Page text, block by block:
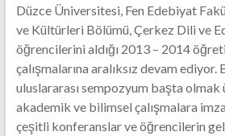
Düzce Üniversitesi, Fen Edebiyat
ve Kültürleri Bölümü, Çerkez Dili ve
öğrencilerini aldığı 2013 – 2014
çalışmalarına aralıksız devam
uluslararası sempozyum başta olmak
akademik ve bilimsel çalışmalara
çeşitli konferanslar ve öğrencilerin